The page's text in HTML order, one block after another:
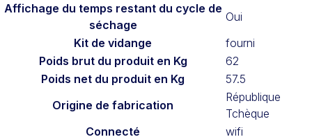
Affichage du temps restant du cycle de
séchage
Oui
Kit de vidange
fourni
Poids brut du produit en Kg
62
Poids net du produit en Kg
57.5
Origine de fabrication
République
Tchèque
Connecté
wifi